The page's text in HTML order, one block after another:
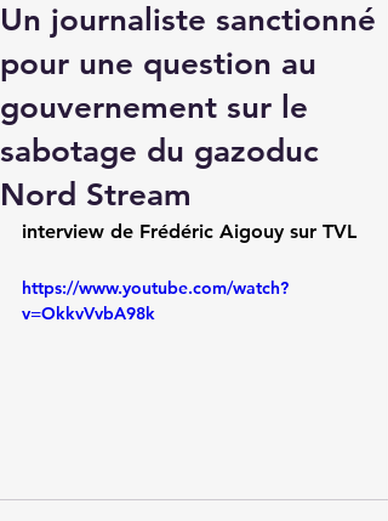
Un journaliste sanctionné
pour une question au
gouvernement sur le
sabotage du gazoduc
Nord Stream
interview de Frédéric Aigouy sur TVL
https://www.youtube.com/watch?
v=OkkvVvbA98k